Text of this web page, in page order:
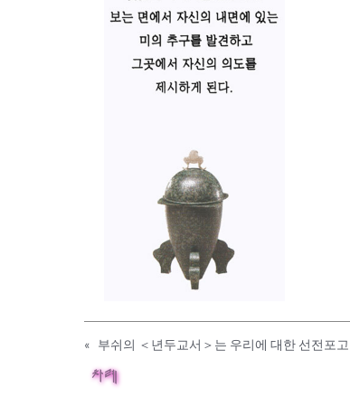
« 부쉬의 ＜년두교서＞는 우리에 대한 선전포고
차례